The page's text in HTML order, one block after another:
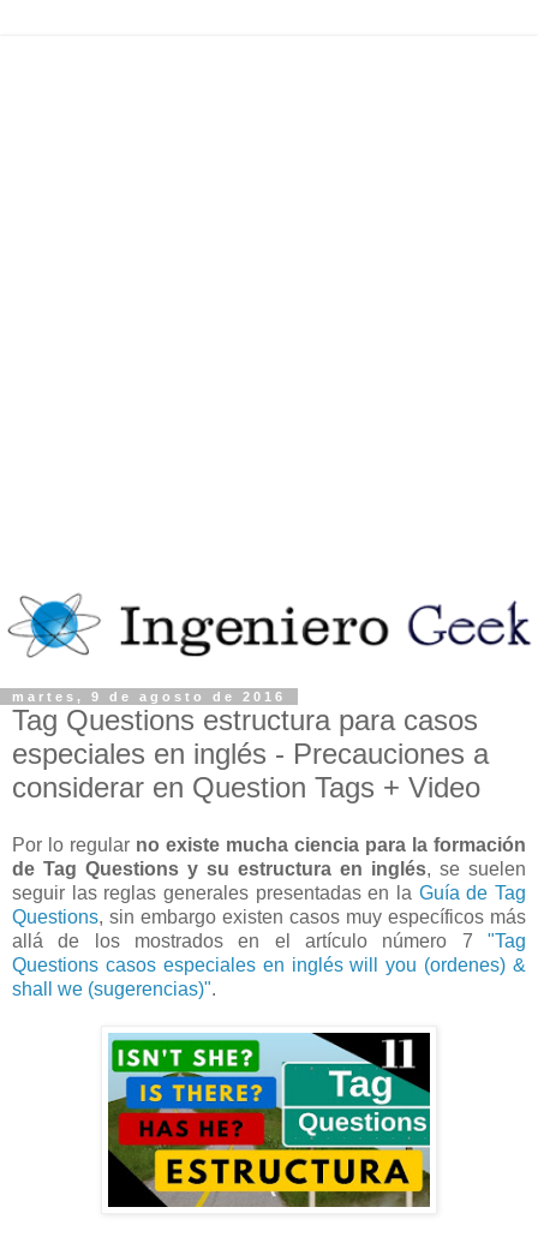
martes, 9 de agosto de 2016
Tag Questions estructura para casos
especiales en inglés - Precauciones a
considerar en Question Tags + Video
Por lo regular no existe mucha ciencia para la formación
de Tag Questions y su estructura en inglés, se suelen
seguir las reglas generales presentadas en la Guía de Tag
Questions, sin embargo existen casos muy específicos más
allá de los mostrados en el artículo número 7 "Tag
Questions casos especiales en inglés will you (ordenes) &
shall we (sugerencias)".